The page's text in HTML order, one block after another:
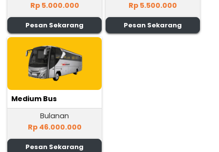
Rp 5.000.000
Pesan Sekarang
Rp 5.500.000
Pesan Sekarang
Medium Bus
Bulanan
Rp 46.000.000
Pesan Sekarang